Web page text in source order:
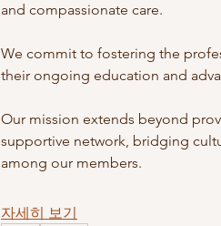
and compassionate care.
We commit to fostering the
their ongoing education and
Our mission extends beyond
supportive network, bridging
among our members.
자세히 보기